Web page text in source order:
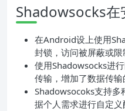
Shadowsocks在
在Android设上使用
封锁，访问被屏蔽或限
使用Shadowsocks进
传输，增加了数据传输
Shadowsocoks支持多
据个人需求进行自定义